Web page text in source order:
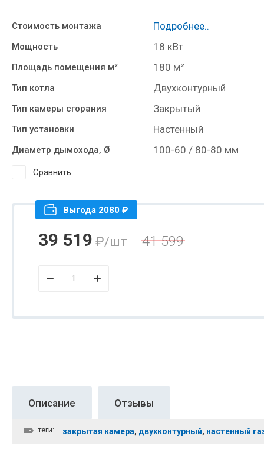
Стоимость монтажа Подробнее..
Мощность 18 кВт
Площадь помещения м² 180 м²
Тип котла Двухконтурный
Тип камеры сгорания Закрытый
Тип установки Настенный
Диаметр дымохода, Ø 100-60 / 80-80 мм
Сравнить
Выгода 2080 ₽
41 599
39 519 ₽/шт
Описание Отзывы
теги: закрытая камера, двухконтурный, настенный